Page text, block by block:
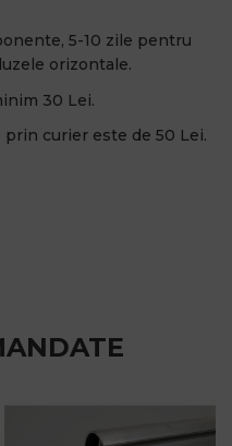
5-10 zile pentru
orizontale.
30 Lei.
curier este de 50 Lei.